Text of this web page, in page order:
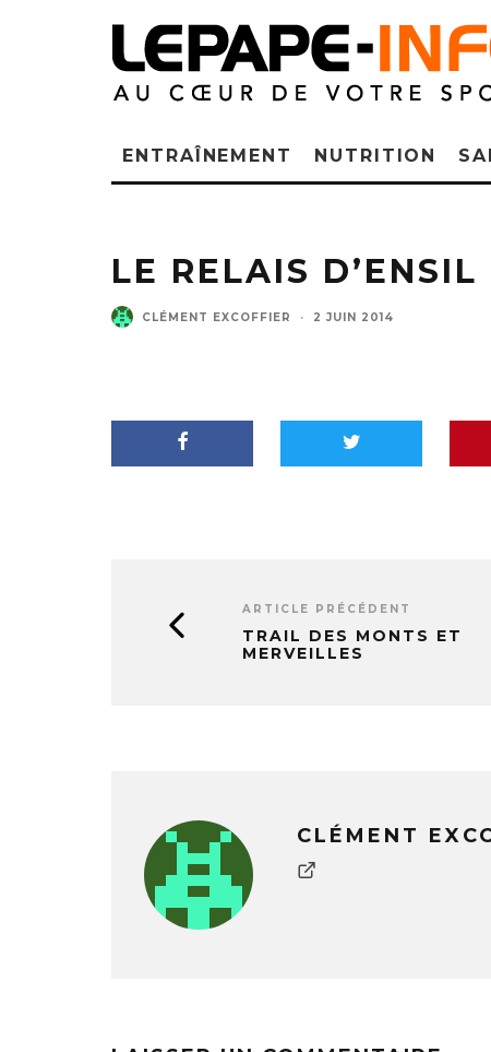
ENTRAÎNEMENT NUTRITION
LE RELAIS D’ENSIL
CLÉMENT EXCOFFIER · 2 JUIN 2014
ARTICLE PRÉCÉDENT
TRAIL DES MONTS ET
MERVEILLES
CLÉMENT